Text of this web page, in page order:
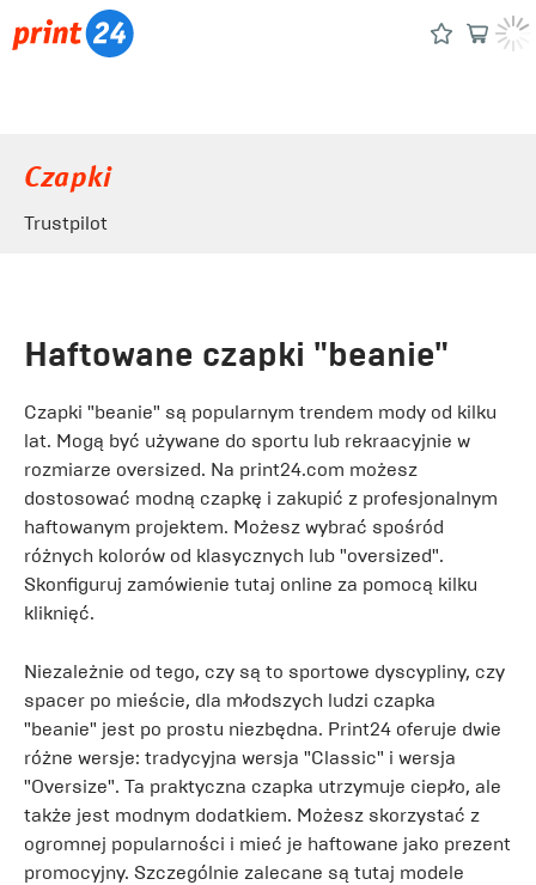
Czapki
Trustpilot
Haftowane czapki "beanie"
Czapki "beanie" są popularnym trendem mody od kilku
lat. Mogą być używane do sportu lub rekraacyjnie w
rozmiarze oversized. Na print24.com możesz
dostosować modną czapkę i zakupić z profesjonalnym
haftowanym projektem. Możesz wybrać spośród
różnych kolorów od klasycznych lub "oversized".
Skonfiguruj zamówienie tutaj online za pomocą kilku
kliknięć.
Niezależnie od tego, czy są to sportowe dyscypliny, czy
spacer po mieście, dla młodszych ludzi czapka
"beanie" jest po prostu niezbędna. Print24 oferuje dwie
różne wersje: tradycyjna wersja "Classic" i wersja
"Oversize". Ta praktyczna czapka utrzymuje ciepło, ale
także jest modnym dodatkiem. Możesz skorzystać z
ogromnej popularności i mieć je haftowane jako prezent
promocyjny. Szczególnie zalecane są tutaj modele